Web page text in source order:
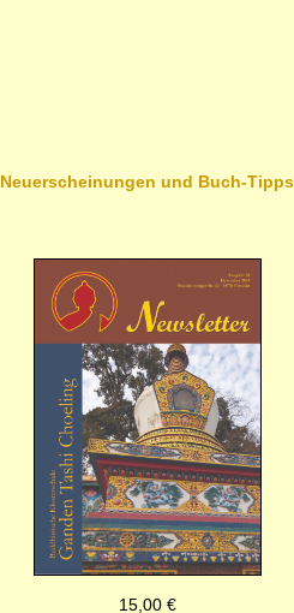
Neuerscheinungen und Buch-Tipps
15,00 €